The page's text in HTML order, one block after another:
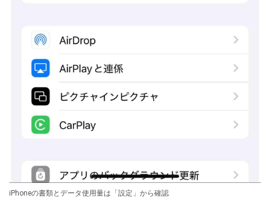
iPhoneの書類とデータ使用量は「設定」から確認